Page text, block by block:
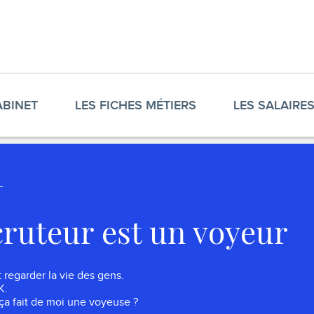
LES FICHES MÉTIERS LES SALAIRES
est un voyeur
regarder la vie des gens.
fait de moi une voyeuse ?